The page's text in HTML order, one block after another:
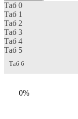
Таб 0
Таб 1
Таб 2
Таб 3
Таб 4
Таб 5
Таб 6
0%